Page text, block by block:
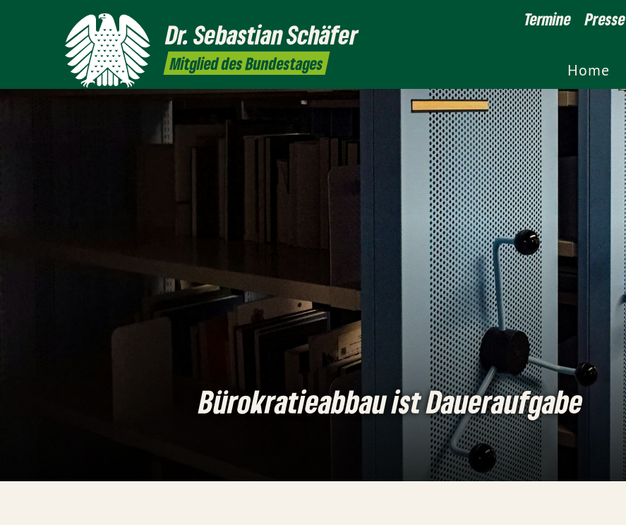
Dr. Sebastian Schäfer
Mitglied des Bundestages
Termine Presse
Home
Bürokratieabbau ist Daueraufgabe